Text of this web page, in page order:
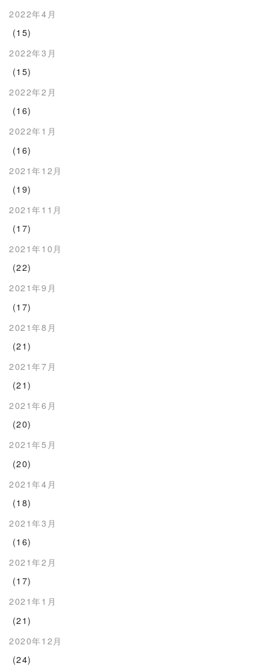
2022年4月
(15)
2022年3月
(15)
2022年2月
(16)
2022年1月
(16)
2021年12月
(19)
2021年11月
(17)
2021年10月
(22)
2021年9月
(17)
2021年8月
(21)
2021年7月
(21)
2021年6月
(20)
2021年5月
(20)
2021年4月
(18)
2021年3月
(16)
2021年2月
(17)
2021年1月
(21)
2020年12月
(24)